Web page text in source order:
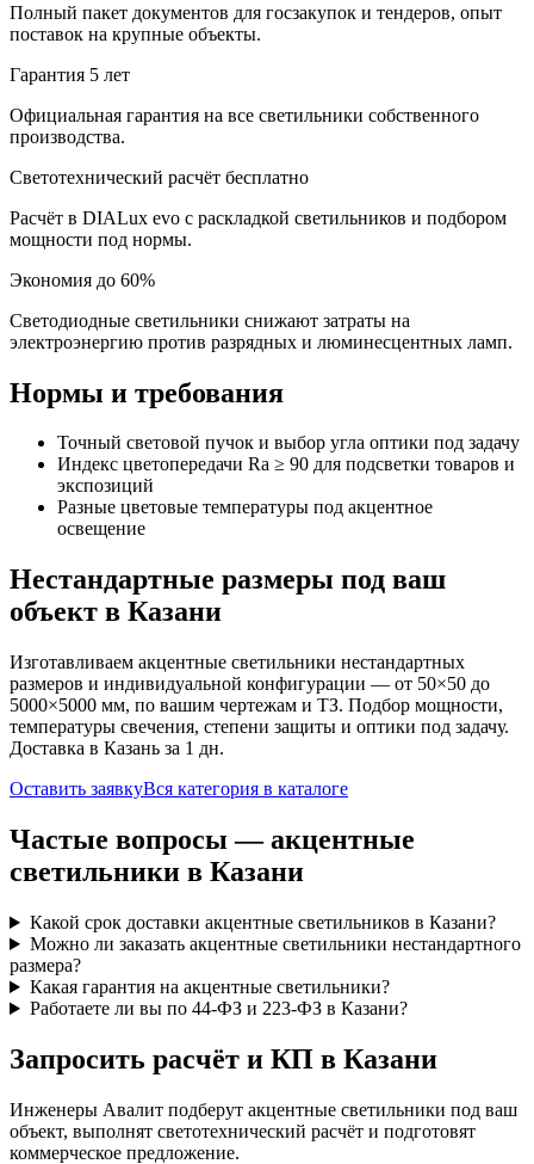
Полный пакет документов для госзакупок и тендеров, опыт
поставок на крупные объекты.
Гарантия 5 лет
Официальная гарантия на все светильники собственного
производства.
Светотехнический расчёт бесплатно
Расчёт в DIALux evo с раскладкой светильников и подбором
мощности под нормы.
Экономия до 60%
Светодиодные светильники снижают затраты на
электроэнергию против разрядных и люминесцентных ламп.
Нормы и требования
Точный световой пучок и выбор угла оптики под задачу
Индекс цветопередачи Ra ≥ 90 для подсветки товаров и
экспозиций
Разные цветовые температуры под акцентное
освещение
Нестандартные размеры под ваш
объект в Казани
Изготавливаем акцентные светильники нестандартных
размеров и индивидуальной конфигурации — от 50×50 до
5000×5000 мм, по вашим чертежам и ТЗ. Подбор мощности,
температуры свечения, степени защиты и оптики под задачу.
Доставка в Казань за 1 дн.
Оставить заявкуВся категория в каталоге
Частые вопросы —акцентные
светильники в Казани
Какой срок доставки акцентные светильников в Казани?
Можно ли заказать акцентные светильники нестандартного
размера?
Какая гарантия на акцентные светильники?
Работаете ли вы по 44-ФЗ и 223-ФЗ в Казани?
Запросить расчёт и КП в Казани
Инженеры Авалит подберут акцентные светильники под ваш
объект, выполнят светотехнический расчёт и подготовят
коммерческое предложение.